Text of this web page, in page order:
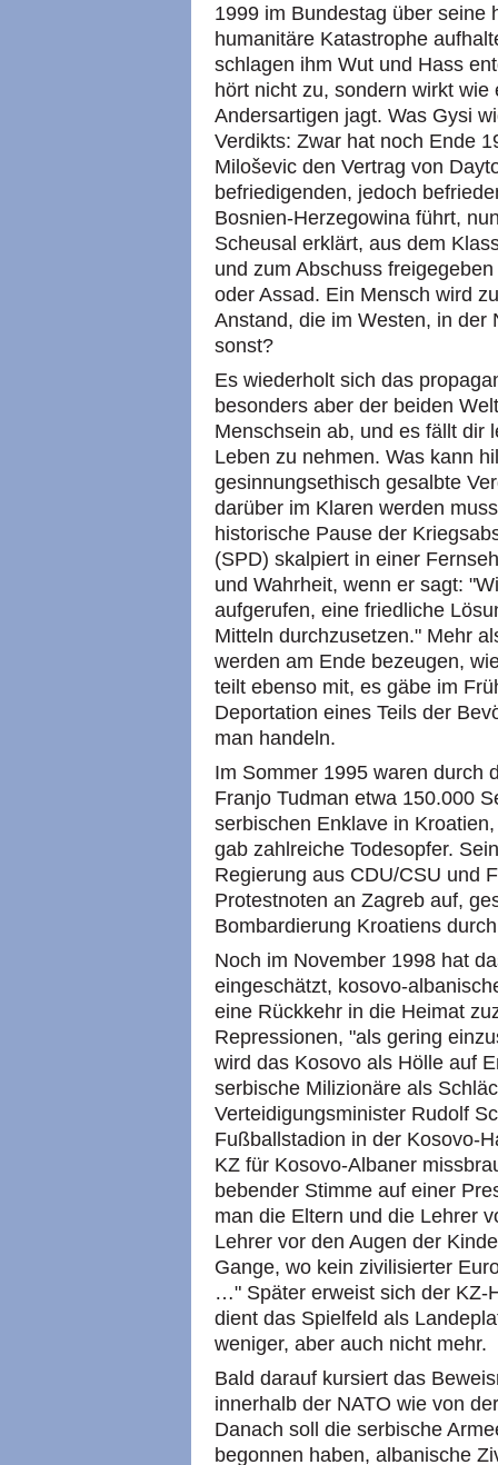
1999 im Bundestag über seine
humanitäre Katastrophe
schlagen ihm Wut und Hass
hört nicht zu, sondern wirkt
Andersartigen jagt. Was Gysi
Verdikts: Zwar hat noch Ende
Miloševic den Vertrag von
befriedigenden, jedoch
Bosnien-Herzegowina führt,
Scheusal erklärt, aus dem
und zum Abschuss
oder Assad. Ein Mensch wird
Anstand, die im Westen, in der
sonst?
Es wiederholt sich das
besonders aber der beiden
Menschsein ab, und es fällt dir
Leben zu nehmen. Was kann
gesinnungsethisch gesalbte
darüber im Klaren werden
historische Pause der
(SPD) skalpiert in einer
und Wahrheit, wenn er sagt:
aufgerufen, eine friedliche
Mitteln durchzusetzen." Mehr
werden am Ende bezeugen,
teilt ebenso mit, es gäbe im
Deportation eines Teils der
man handeln.
Im Sommer 1995 waren durch
Franjo Tudman etwa 150.000
serbischen Enklave in
gab zahlreiche Todesopfer.
Regierung aus CDU/CSU und
Protestnoten an Zagreb auf,
Bombardierung Kroatiens
Noch im November 1998 hat
eingeschätzt, kosovo-
eine Rückkehr in die Heimat
Repressionen, "als gering
wird das Kosovo als Hölle auf
serbische Milizionäre als
Verteidigungsminister Rudolf
Fußballstadion in der Kosovo-
KZ für Kosovo-Albaner
bebender Stimme auf einer
man die Eltern und die Lehrer
Lehrer vor den Augen der
Gange, wo kein zivilisierter
…" Später erweist sich der KZ-
dient das Spielfeld als
weniger, aber auch nicht mehr.
Bald darauf kursiert das
innerhalb der NATO wie von
Danach soll die serbische
begonnen haben, albanische